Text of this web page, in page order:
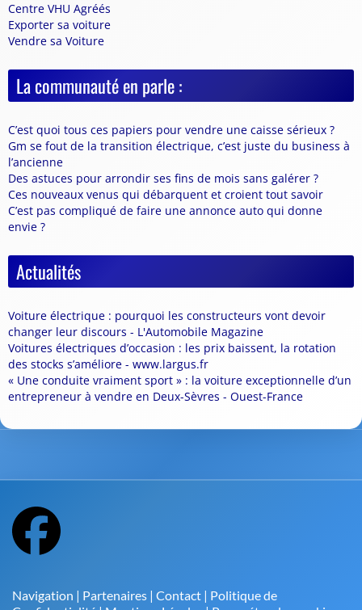
Centre VHU Agréés
Exporter sa voiture
Vendre sa Voiture
La communauté en parle :
C’est quoi tous ces papiers pour vendre une caisse sérieux ?
Gm se fout de la transition électrique, c’est juste du business à
l’ancienne
Des astuces pour arrondir ses fins de mois sans galérer ?
Ces nouveaux venus qui débarquent et croient tout savoir
C’est pas compliqué de faire une annonce auto qui donne
envie ?
Actualités
Voiture électrique : pourquoi les constructeurs vont devoir
changer leur discours - L'Automobile Magazine
Voitures électriques d’occasion : les prix baissent, la rotation
des stocks s’améliore - www.largus.fr
« Une conduite vraiment sport » : la voiture exceptionnelle d’un
entrepreneur à vendre en Deux-Sèvres - Ouest-France
Navigation | Partenaires | Contact | Politique de